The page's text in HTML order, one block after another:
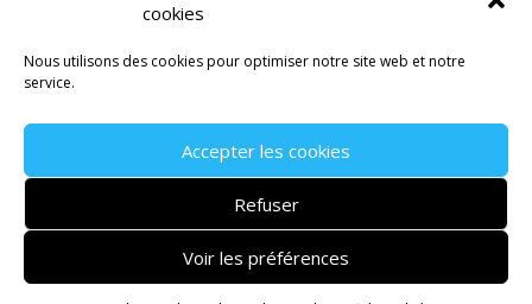
cookies
Nous utilisons des cookies pour optimiser notre site web et notre
service.
Accepter les cookies
Refuser
Voir les préférences
Mentions légales–CGV–Politique de confidentialité
agence de communication Montpellier
Janvier